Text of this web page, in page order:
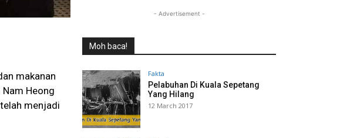
makanan
Heong
menjadi
- Advertisement -
Moh baca!
Fakta
Pelabuhan Di Kuala Sepetang
Yang Hilang
12 March 2017